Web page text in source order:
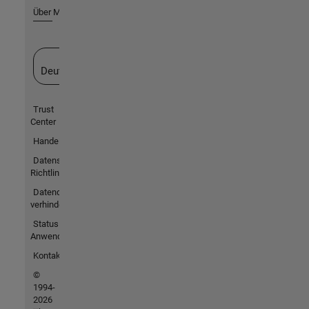
Über MathWorks
Deutschland
Trust
Center
Handelsmarken
Datenschutz-
Richtlinien
Datendiebstahl
verhindern
Status von
Anwendungen
Kontakt
©
1994-
2026